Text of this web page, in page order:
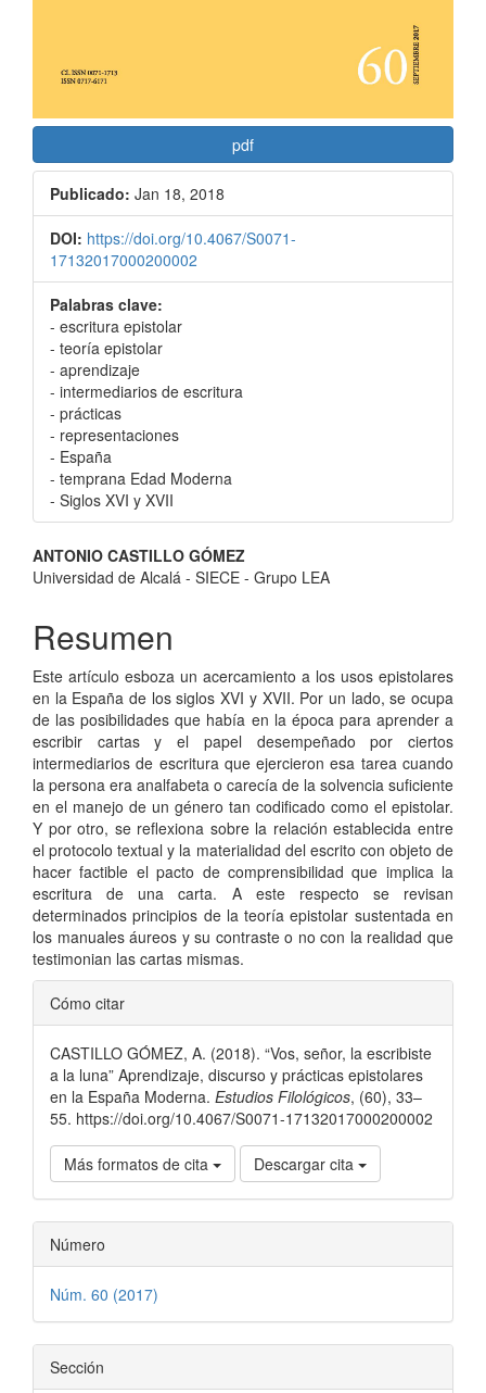
pdf
Publicado: Jan 18, 2018
DOI: https://doi.org/10.4067/S0071-
17132017000200002
Palabras clave:
- escritura epistolar
- teoría epistolar
- aprendizaje
- intermediarios de escritura
- prácticas
- representaciones
- España
- temprana Edad Moderna
- Siglos XVI y XVII
Contenido
principal
del
artículo
ANTONIO CASTILLO GÓMEZ
Universidad de Alcalá - SIECE - Grupo LEA
Resumen
Este artículo esboza un acercamiento a los usos epistolares
en la España de los siglos XVI y XVII. Por un lado, se ocupa
de las posibilidades que había en la época para aprender a
escribir cartas y el papel desempeñado por ciertos
intermediarios de escritura que ejercieron esa tarea cuando
la persona era analfabeta o carecía de la solvencia suficiente
en el manejo de un género tan codificado como el epistolar.
Y por otro, se reflexiona sobre la relación establecida entre
el protocolo textual y la materialidad del escrito con objeto de
hacer factible el pacto de comprensibilidad que implica la
escritura de una carta. A este respecto se revisan
determinados principios de la teoría epistolar sustentada en
los manuales áureos y su contraste o no con la realidad que
testimonian las cartas mismas.
Detalles
del
artículo
Cómo citar
CASTILLO GÓMEZ, A. (2018). “Vos, señor, la escribiste
a la luna” Aprendizaje, discurso y prácticas epistolares
en la España Moderna. Estudios Filológicos, (60), 33–
55. https://doi.org/10.4067/S0071-17132017000200002
Más formatos de cita Descargar cita
Número
Núm. 60 (2017)
Sección